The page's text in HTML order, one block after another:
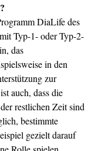
DiaLife des
Typ-1- oder Typ-2-
das
in den
zur
auch, dass die
restlichen Zeit sind
bestimmte
gezielt darauf